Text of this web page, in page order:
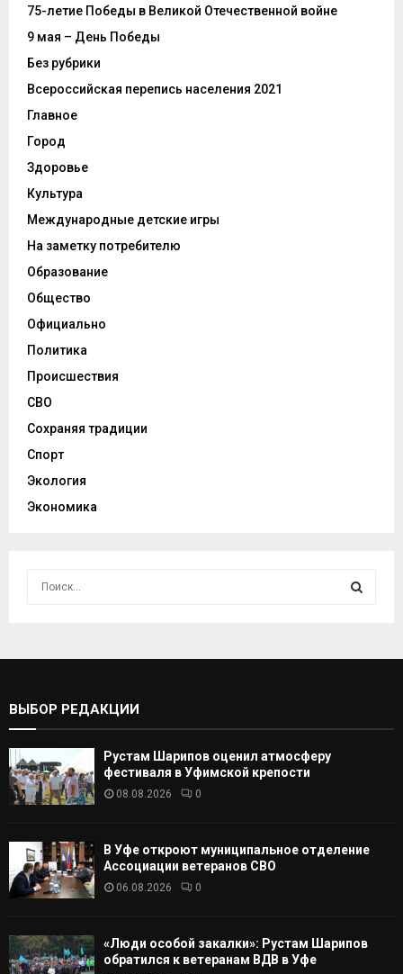
75-летие Победы в Великой Отечественной войне
9 мая – День Победы
Без рубрики
Всероссийская перепись населения 2021
Главное
Город
Здоровье
Культура
Международные детские игры
На заметку потребителю
Образование
Общество
Официально
Политика
Происшествия
СВО
Сохраняя традиции
Спорт
Экология
Экономика
С
А
ВЫБОР РЕДАКЦИИ
Рустам Шарипов оценил атмосферу
фестиваля в Уфимской крепости
08.08.2026 0
В Уфе откроют муниципальное отделение
Ассоциации ветеранов СВО
06.08.2026 0
«Люди особой закалки»: Рустам Шарипов
обратился к ветеранам ВДВ в Уфе